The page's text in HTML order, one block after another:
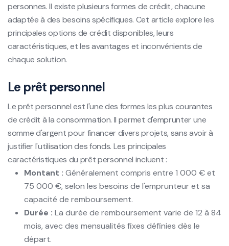
personnes. Il existe plusieurs formes de crédit, chacune
adaptée à des besoins spécifiques. Cet article explore les
principales options de crédit disponibles, leurs
caractéristiques, et les avantages et inconvénients de
chaque solution.
Le prêt personnel
Le prêt personnel est l'une des formes les plus courantes
de crédit à la consommation. Il permet d'emprunter une
somme d'argent pour financer divers projets, sans avoir à
justifier l'utilisation des fonds. Les principales
caractéristiques du prêt personnel incluent :
Montant : Généralement compris entre 1 000 € et
75 000 €, selon les besoins de l'emprunteur et sa
capacité de remboursement.
Durée : La durée de remboursement varie de 12 à 84
mois, avec des mensualités fixes définies dès le
départ.